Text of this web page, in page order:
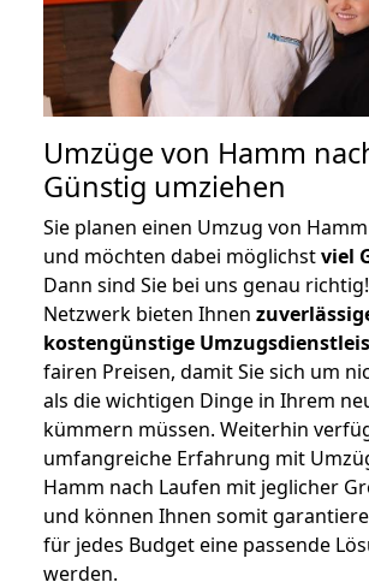
Umzüge von Hamm
Günstig umziehen
Sie planen einen Umzug von
und möchten dabei möglichstviel
Dann sind Sie bei uns genau
Netzwerk bieten Ihnen
kostengünstige
fairen Preisen, damit Sie sich um
als die wichtigen Dinge in Ihrem
kümmern müssen. Weiterhin
umfangreiche Erfahrung mit
Hamm nach Laufen mit jeglicher
und können Ihnen somit
für jedes Budget eine passende
werden.